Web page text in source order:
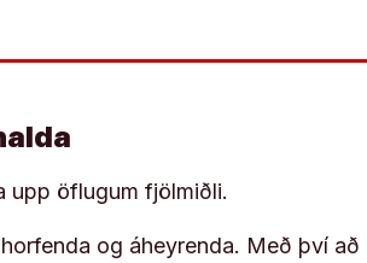
upp öflugum fjölmiðli.
og áheyrenda. Með því